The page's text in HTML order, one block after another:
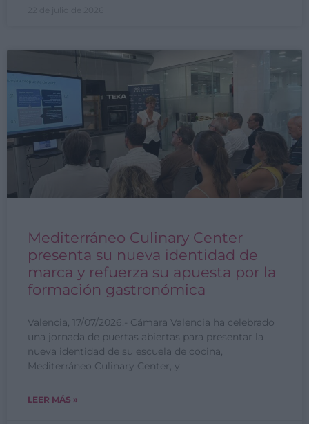
Mediterráneo Culinary Center
presenta su nueva identidad de
marca y refuerza su apuesta por la
formación gastronómica
Valencia, 17/07/2026.- Cámara Valencia ha celebrado
una jornada de puertas abiertas para presentar la
nueva identidad de su escuela de cocina,
Mediterráneo Culinary Center, y
LEER MÁS »